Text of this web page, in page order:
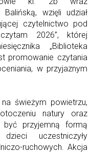
wzięli udział
czytelnictwo pod
2026”, której
„Biblioteka
promowanie czytania
w przyjaznym
świeżym powietrzu,
natury oraz
przyjemną formą
uczestniczyły
ruchowych. Akcja